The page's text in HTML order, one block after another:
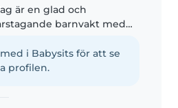
är en glad och
barnvakt med
och skolbarn. Jag
att leka, lyssna på musik
i Babysits för att se
profilen.